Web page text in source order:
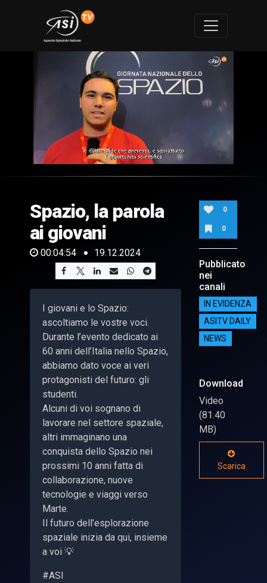
of
54
seconds
Spazio, la parola
ai giovani
00:04:54 19.12.2024
I giovani e lo Spazio:
ascoltiamo le vostre voci.
Durante l’evento dedicato ai
60 anni dell’Italia nello Spazio,
abbiamo dato voce ai veri
protagonisti del futuro: gli
studenti.
Alcuni di voi sognano di
lavorare nel settore spaziale,
altri immaginano una
conquista dello Spazio nei
prossimi 10 anni fatta di
collaborazione, nuove
tecnologie e viaggi verso
Marte.
Il futuro dell’esplorazione
spaziale inizia da qui, insieme
a voi 💡
#ASI
0
0
Pubblicato
nei
canali
IN EVIDENZA
ASITV DAILY
NEWS
Download
Video
(81.40
MB)
Scarica